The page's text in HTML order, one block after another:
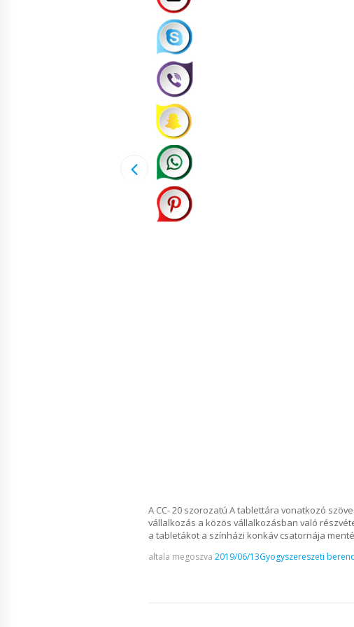
A CC- 20 szorozatú A tablettára vonatkozó
vállalkozás a közös vállalkozásban való
a tabletákot a színházi konkáv csatornája
altala megoszva 2019/06/13Gyogyszereszeti